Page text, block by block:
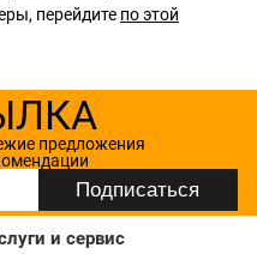
перейдите по этой
предложения
и сервис